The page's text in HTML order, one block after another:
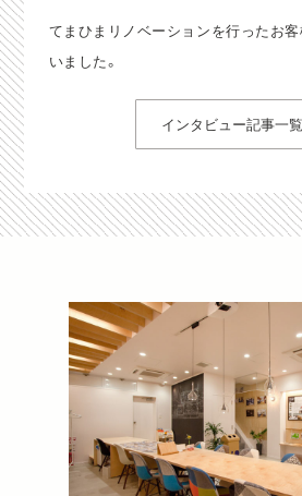
てまひまリノベーションを行ったお客
いました。
インタビュー記事一覧